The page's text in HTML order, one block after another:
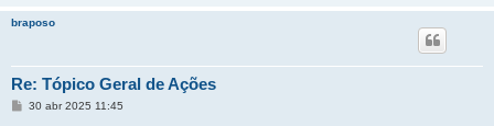
braposo
Re: Tópico Geral de Ações
M30 abr 2025 11:45